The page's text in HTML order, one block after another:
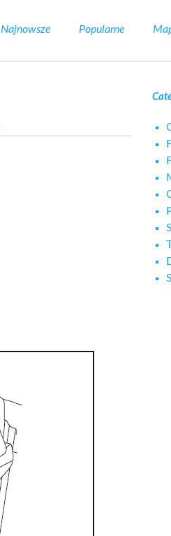
Najnowsze Popularne